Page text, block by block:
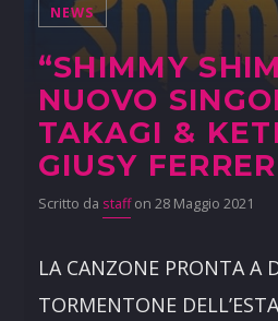
NEWS
“SHIMMY
NUOVO
TAKAGI &
GIUSY
Scritto da staffon 28 Maggio 2021
LA CANZONE PRONTA A
TORMENTONE